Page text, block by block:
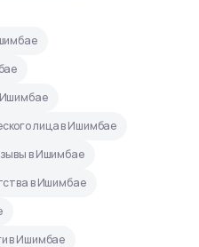
Ишимбае
лица в Ишимбае
в Ишимбае
в Ишимбае
в Ишимбае